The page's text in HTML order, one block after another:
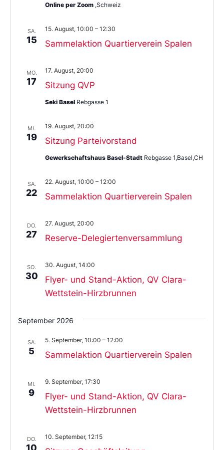
Online per Zoom ,Schweiz
SA.
15 Sammelaktion Quartierverein Spalen
15. August, 10:00 – 12:30
MO.
17 Sitzung QVP
17. August, 20:00
Seki Basel Rebgasse 1
MI.
19 Sitzung Parteivorstand
19. August, 20:00
Gewerkschaftshaus Basel-Stadt Rebgasse 1,Basel,CH
SA.
22 Sammelaktion Quartierverein Spalen
22. August, 10:00 – 12:00
DO.
27 Reserve-Delegiertenversammlung
27. August, 20:00
SO.
30
Flyer- und Stand-Aktion, QV Clara-
Wettstein-Hirzbrunnen
30. August, 14:00
September 2026
SA.
5 Sammelaktion Quartierverein Spalen
5. September, 10:00 – 12:00
MI.
9
Flyer- und Stand-Aktion, QV Clara-
Wettstein-Hirzbrunnen
9. September, 17:30
DO.
10
10. September, 12:15